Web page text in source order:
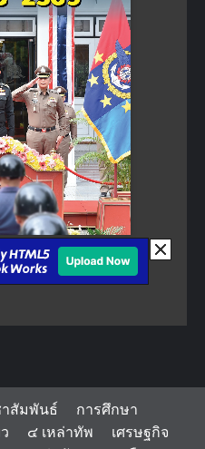
สัมพันธ์
การศึกษา
๔ เหล่าทัพ
เศรษฐกิจ